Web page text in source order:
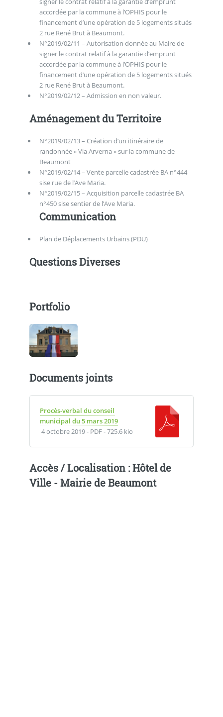
accordée par la commune à l’OPHIS pour le
financement d’une opération de 5 logements situés
2 rue René Brut à Beaumont.
N°2019/02/11 – Autorisation donnée au Maire de
signer le contrat relatif à la garantie d’emprunt
accordée par la commune à l’OPHIS pour le
financement d’une opération de 5 logements situés
2 rue René Brut à Beaumont.
N°2019/02/12 – Admission en non valeur.
Aménagement du Territoire
N°2019/02/13 – Création d’un itinéraire de
randonnée « Via Arverna » sur la commune de
Beaumont
N°2019/02/14 – Vente parcelle cadastrée BA n°444
sise rue de l’Ave Maria.
N°2019/02/15 – Acquisition parcelle cadastrée BA
n°450 sise sentier de l’Ave Maria.
Communication
Plan de Déplacements Urbains (PDU)
Questions Diverses
Portfolio
Documents joints
Procès-verbal du conseil
municipal du 5 mars 2019
4 octobre 2019- PDF-725.6 kio
Accès / Localisation : Hôtel de
Ville - Mairie de Beaumont